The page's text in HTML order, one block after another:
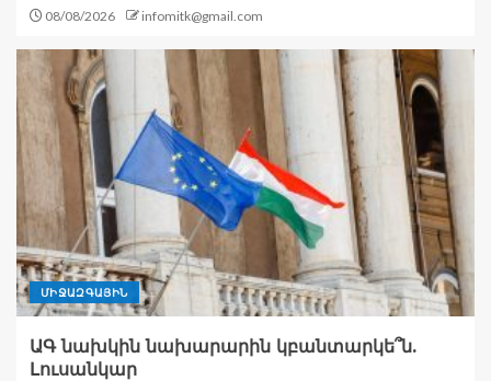
08/08/2026 infomitk@gmail.com
ՄԻՋԱԶԳԱՅԻՆ
ԱԳ նախկին նախարարին կբանտարկե՞ն.
Լուսանկար